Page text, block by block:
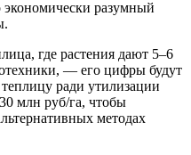
разумный
где растения дают 5–6
— его цифры будут
ради утилизации
млн руб/га, чтобы
методах